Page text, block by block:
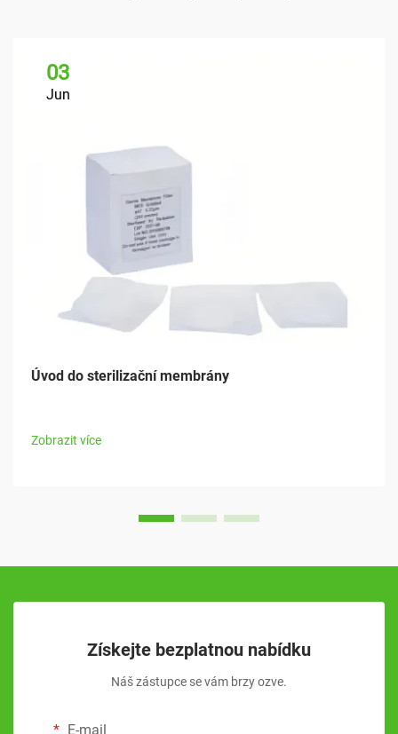
03
Jun
Úvod do sterilizační membrány
Zobrazit více
Získejte bezplatnou nabídku
Náš zástupce se vám brzy ozve.
E-mail